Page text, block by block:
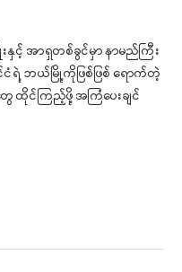
င့် အာရှတစ်ခွင်မှာ နာမည်ကြီး
ရဲ့ ဘယ်မြို့ကိုဖြစ်ဖြစ် ရောက်တဲ့
ထိုင်ကြည့်ဖို့ အကြံပေးချင်